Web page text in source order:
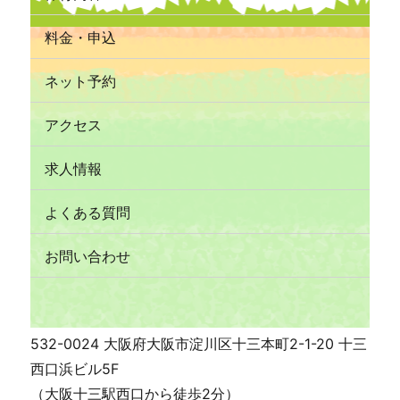
料金・申込
ネット予約
アクセス
求人情報
よくある質問
お問い合わせ
532-0024 大阪府大阪市淀川区十三本町2-1-20 十三
西口浜ビル5F
（大阪十三駅西口から徒歩2分）